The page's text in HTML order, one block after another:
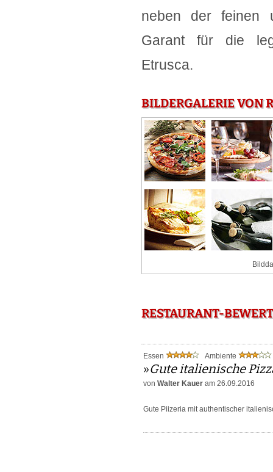
neben der feinen
Garant für die
Etrusca.
BILDERGALERIE VON
RESTAURANT-
Essen Ambiente
»Gute italienische
von Walter Kauer am 26.09.2016
Gute Piizeria mit authentischer